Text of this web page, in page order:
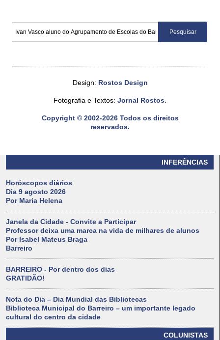
INFERÊNCIAS
Horóscopos diários
Dia 9 agosto 2026
Por Maria Helena
Janela da Cidade - Convite a Participar
Professor deixa uma marca na vida de milhares de alunos
Por Isabel Mateus Braga
Barreiro
BARREIRO - Por dentro dos dias
GRATIDÃO!
Nota do Dia – Dia Mundial das Bibliotecas
Biblioteca Municipal do Barreiro – um importante legado
cultural do centro da cidade
COLUNISTAS
Design: Rostos Design
Fotografia e Textos: Jornal Rostos.
Copyright © 2002-2026 Todos os direitos
reservados.